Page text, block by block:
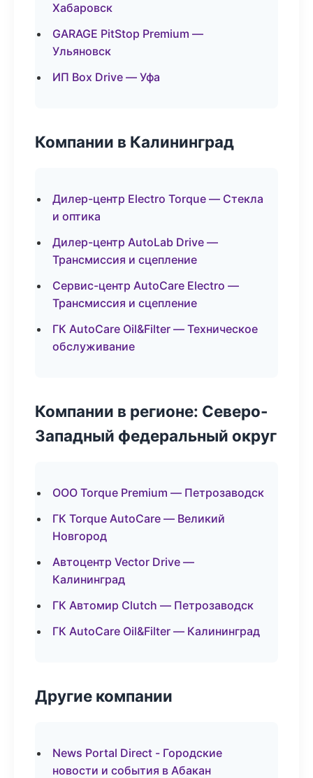
Хабаровск
GARAGE PitStop Premium —
Ульяновск
ИП Box Drive — Уфа
Компании в Калининград
Дилер-центр Electro Torque — Стекла
и оптика
Дилер-центр AutoLab Drive —
Трансмиссия и сцепление
Сервис-центр AutoCare Electro —
Трансмиссия и сцепление
ГК AutoCare Oil&Filter — Техническое
обслуживание
Компании в регионе: Северо-
Западный федеральный округ
ООО Torque Premium — Петрозаводск
ГК Torque AutoCare — Великий
Новгород
Автоцентр Vector Drive —
Калининград
ГК Автомир Clutch — Петрозаводск
ГК AutoCare Oil&Filter — Калининград
Другие компании
News Portal Direct - Городские
новости и события в Абакан